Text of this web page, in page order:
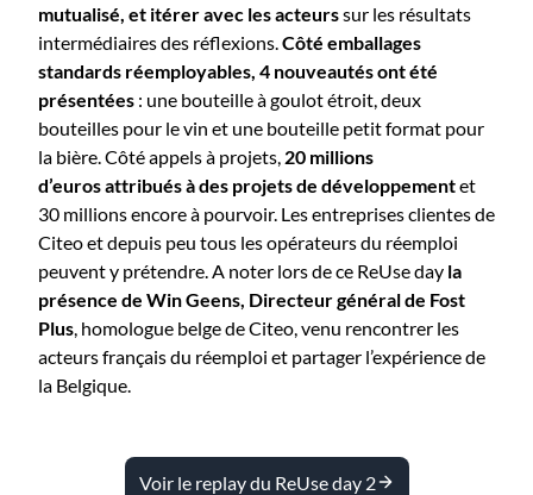
mutualisé, et itérer avec les acteurssur les résultats
intermédiaires des réflexions.Côté emballages
standards réemployables, 4 nouveautés ont été
présentées : une bouteille à goulot étroit, deux
bouteilles pour le vin et une bouteille petit format pour
la bière. Côté appels à projets, 20 millions
d’euros attribués à des projets de développementet
30 millions encore à pourvoir. Les entreprises clientes de
Citeo et depuis peu tous les opérateurs du réemploi
peuvent y prétendre. A noter lors de ce ReUse day la
présence de Win Geens, Directeur général de Fost
Plus, homologue belge de Citeo, venu rencontrer les
acteurs français du réemploi et partager l’expérience de
la Belgique.
Voir le replay du ReUse day 2